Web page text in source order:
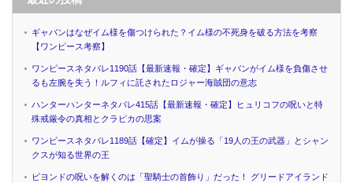
ギャバンはなぜイム様を傷つけられた？イム様の不死身を破る方法を考察
【ワンピース考察】
ワンピースネタバレ1190話【最新速報・確定】ギャバンがイム様を負傷させ
るも左腕を失う！ルフィに託されたロジャー海賊団の意志
ハンターハンターネタバレ415話【最新速報・確定】ヒュリコフの呪いと特
殊戒厳令の真相とクラピカの思案
ワンピースネタバレ1189話【確定】イムが操る「19人の王の武器」とシャン
クスが知る世界の王
ビヨンドの呪いを解くのは「聖騎士の首飾り」だった！ グリードアイランド